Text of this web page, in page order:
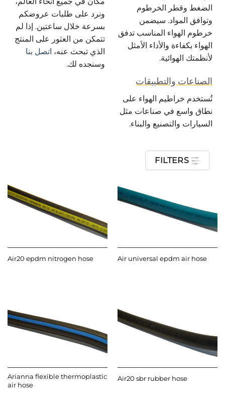
الضغط وقطر الخرطوم
وتوافق المواد. سيضمن
خرطوم الهواء المناسب تدفق
الهواء بكفاءة والأداء الأمثل
لأنظمتك الهوائية.
الصناعات والتطبيقات
تُستخدم خراطيم الهواء على
نطاق واسع في صناعات مثل
السيارات والتصنيع والبناء.
ونرد على طلبات عروضكم
بسرعة خلال ساعتين. إذا لم
تتمكن من العثور على المنتج
الذي تبحث عنه، اتصل بنا
وسنجده لك.
Air universal epdm air hose
Air20 epdm nitrogen hose
Air20 sbr rubber hose
Arianna flexible thermoplastic
air hose